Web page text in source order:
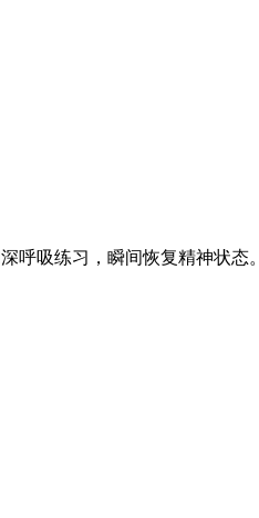
呼吸练习，瞬间恢复精神状态。